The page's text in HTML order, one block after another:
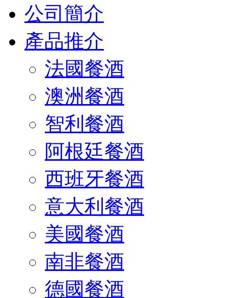
公司簡介
產品推介
法國餐酒
澳洲餐酒
智利餐酒
阿根廷餐酒
西班牙餐酒
意大利餐酒
美國餐酒
南非餐酒
德國餐酒